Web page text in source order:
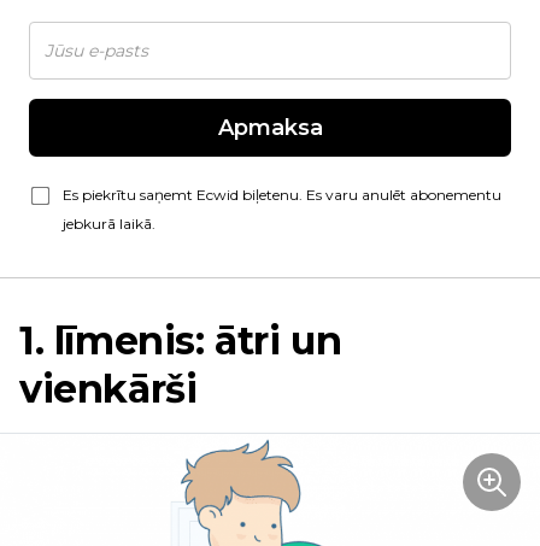
Apmaksa
Es piekrītu saņemt Ecwid biļetenu. Es varu anulēt abonementu
jebkurā laikā.
1. līmenis: ātri un
vienkārši